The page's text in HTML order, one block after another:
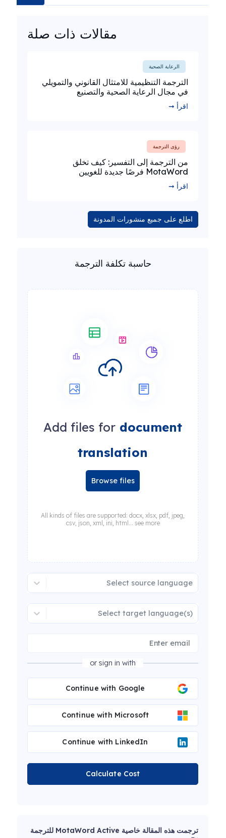
مقالات ذات صلة
الرعاية الصحية
الترجمة التنظيمية للامتثال القانوني والتمويلي
في مجال الرعاية الصحية والتصنيع
اقرأ ➞
رؤى الترجمة
من الترجمة إلى التفسير: كيف تخلق
MotaWord فرصًا جديدة للغويين
اقرأ ➞
اطلع على جميع منشورات المدونة
حاسبة تكلفة الترجمة
Add files for document
translation
Browse files
All kinds of files are supported: docx, xlsx, pdf, jpeg,
csv, json, xml, ini, html... see more
Select source language
Select target language(s)
or sign in with
Continue with Google
Continue with Microsoft
Continue with LinkedIn
Calculate Cost
ترجمت هذه المقالة خاصية MotaWord Active للترجمة